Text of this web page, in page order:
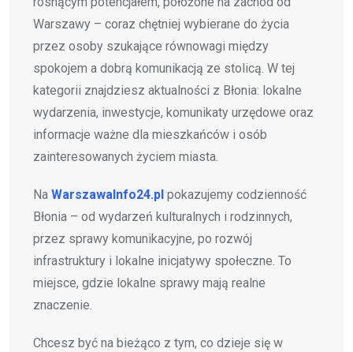
Warszawy – coraz chętniej wybierane do życia
przez osoby szukające równowagi między
spokojem a dobrą komunikacją ze stolicą. W tej
kategorii znajdziesz aktualności z Błonia: lokalne
wydarzenia, inwestycje, komunikaty urzędowe oraz
informacje ważne dla mieszkańców i osób
zainteresowanych życiem miasta.
Na WarszawaInfo24.pl pokazujemy codzienność
Błonia – od wydarzeń kulturalnych i rodzinnych,
przez sprawy komunikacyjne, po rozwój
infrastruktury i lokalne inicjatywy społeczne. To
miejsce, gdzie lokalne sprawy mają realne
znaczenie.
Chcesz być na bieżąco z tym, co dzieje się w